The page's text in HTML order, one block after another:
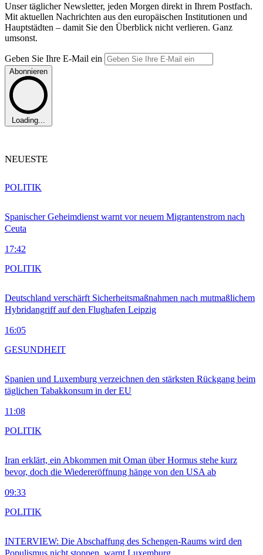
Unser täglicher Newsletter, jeden Morgen direkt in Ihrem Postfach.
Mit aktuellen Nachrichten aus den europäischen Institutionen und
Hauptstädten – damit Sie den Überblick nicht verlieren. Ganz
umsonst.
Geben Sie Ihre E-Mail ein
Abonnieren
Loading...
NEUESTE
Spanischer Geheimdienst warnt vor neuem Migrantenstrom nach
Ceuta
17:42
POLITIK
Deutschland verschärft Sicherheitsmaßnahmen nach mutmaßlichem
Hybridangriff auf den Flughafen Leipzig
16:05
POLITIK
Spanien und Luxemburg verzeichnen den stärksten Rückgang beim
täglichen Tabakkonsum in der EU
11:08
GESUNDHEIT
Iran erklärt, ein Abkommen mit Oman über Hormus stehe kurz
bevor, doch die Wiedereröffnung hänge von den USA ab
09:33
POLITIK
INTERVIEW: Die Abschaffung des Schengen-Raums wird den
POLITIK